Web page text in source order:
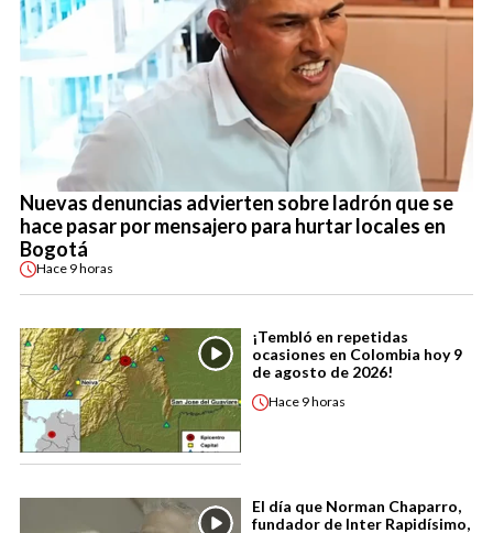
Nuevas denuncias advierten sobre ladrón que se
hace pasar por mensajero para hurtar locales en
Bogotá
Hace 9 horas
¡Tembló en repetidas
ocasiones en Colombia hoy 9
de agosto de 2026!
Hace 9 horas
El día que Norman Chaparro,
fundador de Inter Rapidísimo,